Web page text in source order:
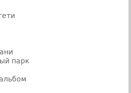
парк